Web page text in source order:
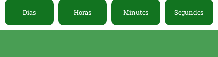
Dias Horas Minutos Segundos